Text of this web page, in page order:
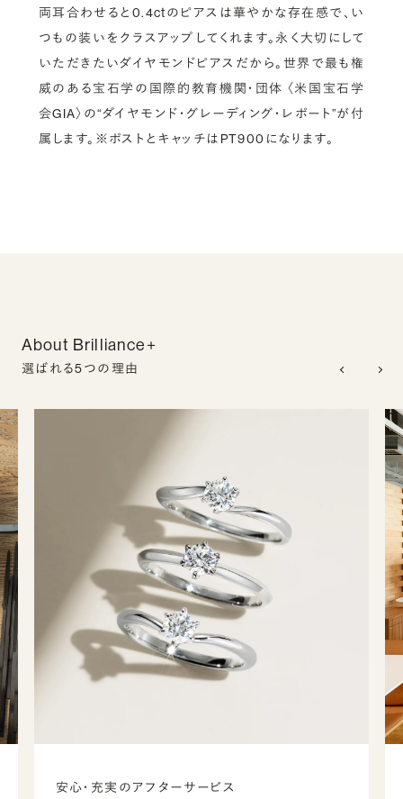
両耳合わせると0.4ctのピアスは華やかな存在感で、い
つもの装いをクラスアップしてくれます。永く大切にして
いただきたいダイヤモンドピアスだから。世界で最も権
威のある宝石学の国際的教育機関・団体 〈米国宝石学
会GIA〉の“ダイヤモンド・グレーディング・レポート”が付
属します。※ポストとキャッチはPT900になります。
About Brilliance+
選ばれる5つの理由
安心・充実のアフターサービス